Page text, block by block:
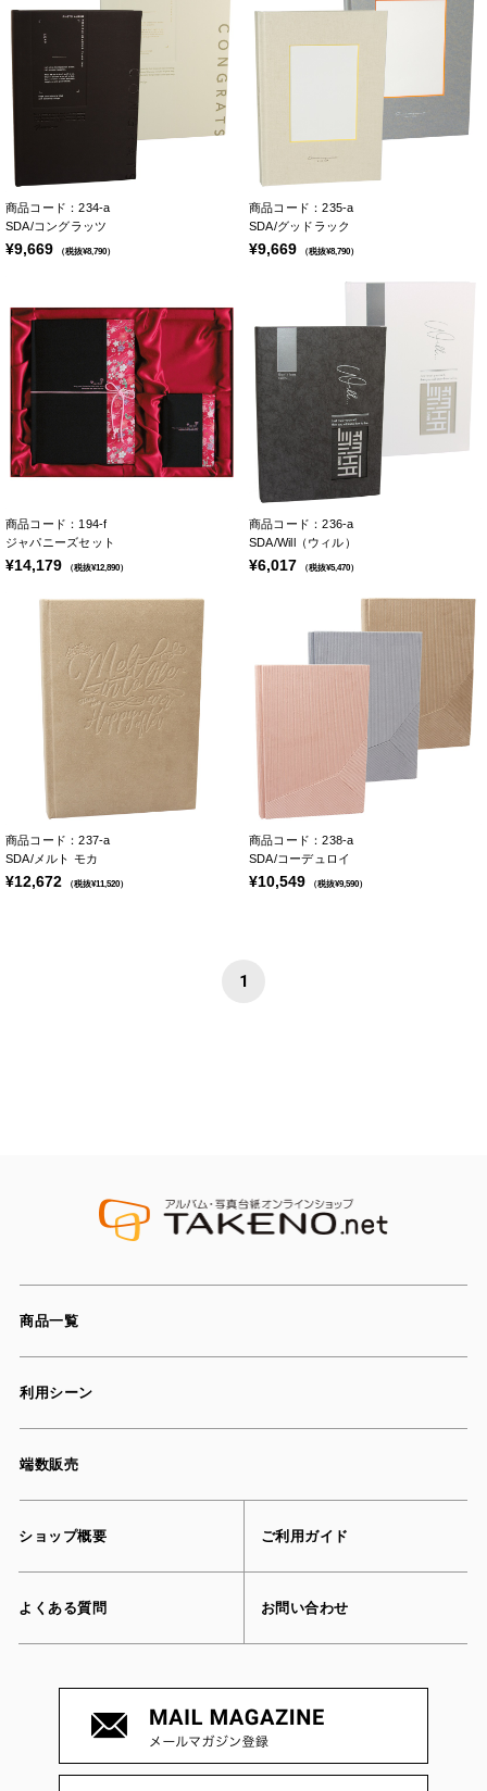
商品コード：234-a
SDA/コングラッツ
¥9,669 （税抜¥8,790）
商品コード：235-a
SDA/グッドラック
¥9,669 （税抜¥8,790）
商品コード：194-f
ジャパニーズセット
¥14,179 （税抜¥12,890）
商品コード：236-a
SDA/Will（ウィル）
¥6,017 （税抜¥5,470）
商品コード：237-a
SDA/メルト モカ
¥12,672 （税抜¥11,520）
商品コード：238-a
SDA/コーデュロイ
¥10,549 （税抜¥9,590）
1
商品一覧
利用シーン
端数販売
ショップ概要 ご利用ガイド
よくある質問 お問い合わせ